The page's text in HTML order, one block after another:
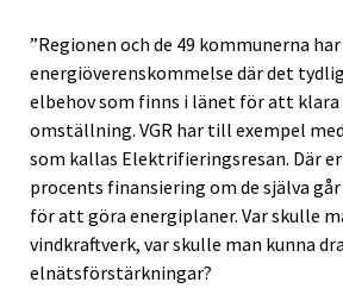
”Regionen och de 49 kommunerna
energiöverenskommelse där det
elbehov som finns i länet för att
omställning. VGR har till exempel
som kallas Elektrifieringsresan. Där
procents finansiering om de själva
för att göra energiplaner. Var skulle
vindkraftverk, var skulle man kunna dra
elnätsförstärkningar?